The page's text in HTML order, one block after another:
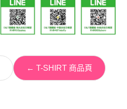
← T-SHIRT 商品頁